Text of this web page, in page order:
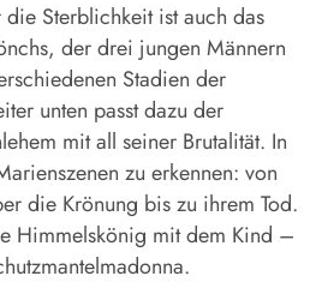
Sterblichkeit ist auch das
der drei jungen Männern
Stadien der
unten passt dazu der
mit all seiner Brutalität. In
zu erkennen: von
die Krönung bis zu ihrem Tod.
Himmelskönig mit dem Kind –